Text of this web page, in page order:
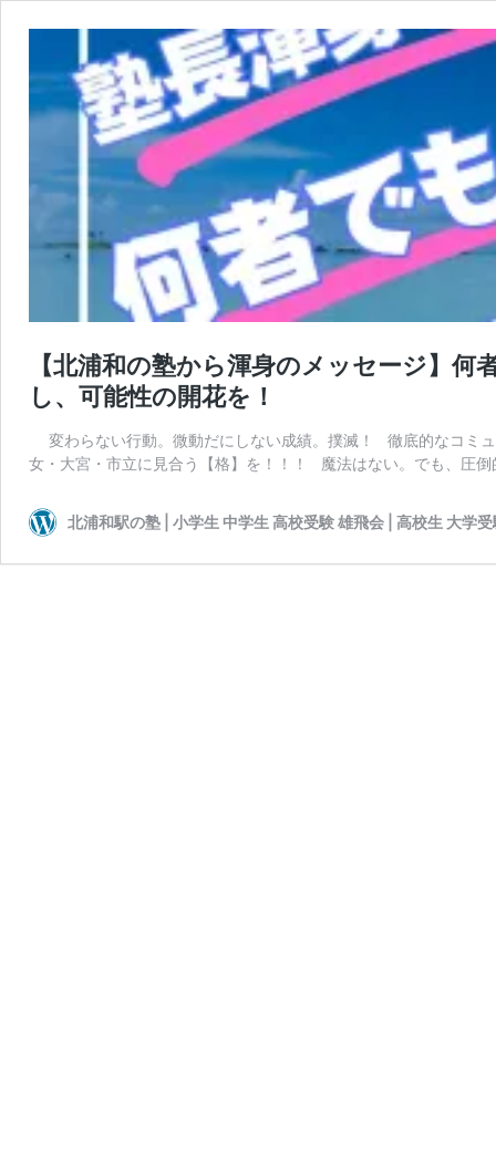
【北浦和の塾から渾身のメッセージ】
し、可能性の開花を！
変わらない行動。微動だにしない成績。撲滅！ 徹底的なコミ
女・大宮・市立に見合う【格】を！！！ 魔法はない。でも、圧
北浦和駅の塾 | 小学生 中学生 高校受験 雄飛会 | 高校生 大学